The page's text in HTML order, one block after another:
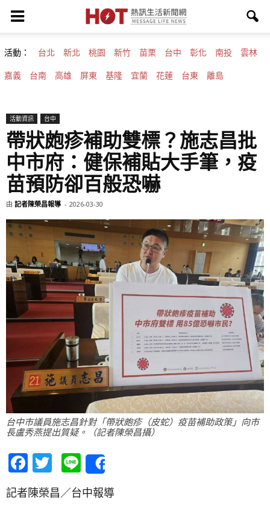
活動： 台北 新北 桃園 新竹 苗栗 台中 彰化 南投 雲林
嘉義 台南 高雄 屏東 基隆 宜蘭 花蓮 台東 離島
活動資訊 台中
帶狀皰疹補助雙標？施志昌批
中市府：健保補貼大手筆，疫
苗預防卻百般恐嚇
由 記者陳榮昌報導 - 2026-03-30
台中市議員施志昌針對「帶狀皰疹（皮蛇）疫苗補助政策」向市
長盧秀燕提出質疑。（記者陳榮昌攝）
Facebook
Twitter
Line
記者陳榮昌／台中報導